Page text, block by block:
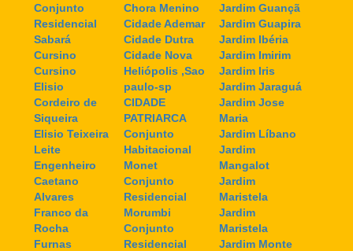
Conjunto
Residencial
Sabará
Cursino
Cursino
Elisio
Cordeiro de
Siqueira
Elisio Teixeira
Leite
Engenheiro
Caetano
Alvares
Franco da
Rocha
Furnas
Chora Menino
Cidade Ademar
Cidade Dutra
Cidade Nova
Heliópolis ,Sao
paulo-sp
CIDADE
PATRIARCA
Conjunto
Habitacional
Monet
Conjunto
Residencial
Morumbi
Conjunto
Residencial
Jardim Guançã
Jardim Guapira
Jardim Ibéria
Jardim Imirim
Jardim Iris
Jardim Jaraguá
Jardim Jose
Maria
Jardim Líbano
Jardim
Mangalot
Jardim
Maristela
Jardim
Maristela
Jardim Monte